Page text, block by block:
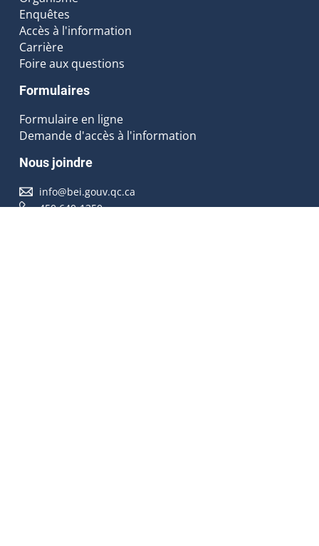
Enquêtes
Accès à l'information
Carrière
Foire aux questions
Formulaires
Formulaire en ligne
Demande d'accès à l'information
Nous joindre
info@bei.gouv.qc.ca
450 640-1350